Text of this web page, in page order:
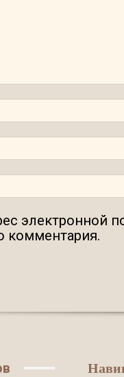
электронной
комментария.